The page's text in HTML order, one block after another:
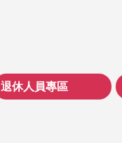
退休人員專區